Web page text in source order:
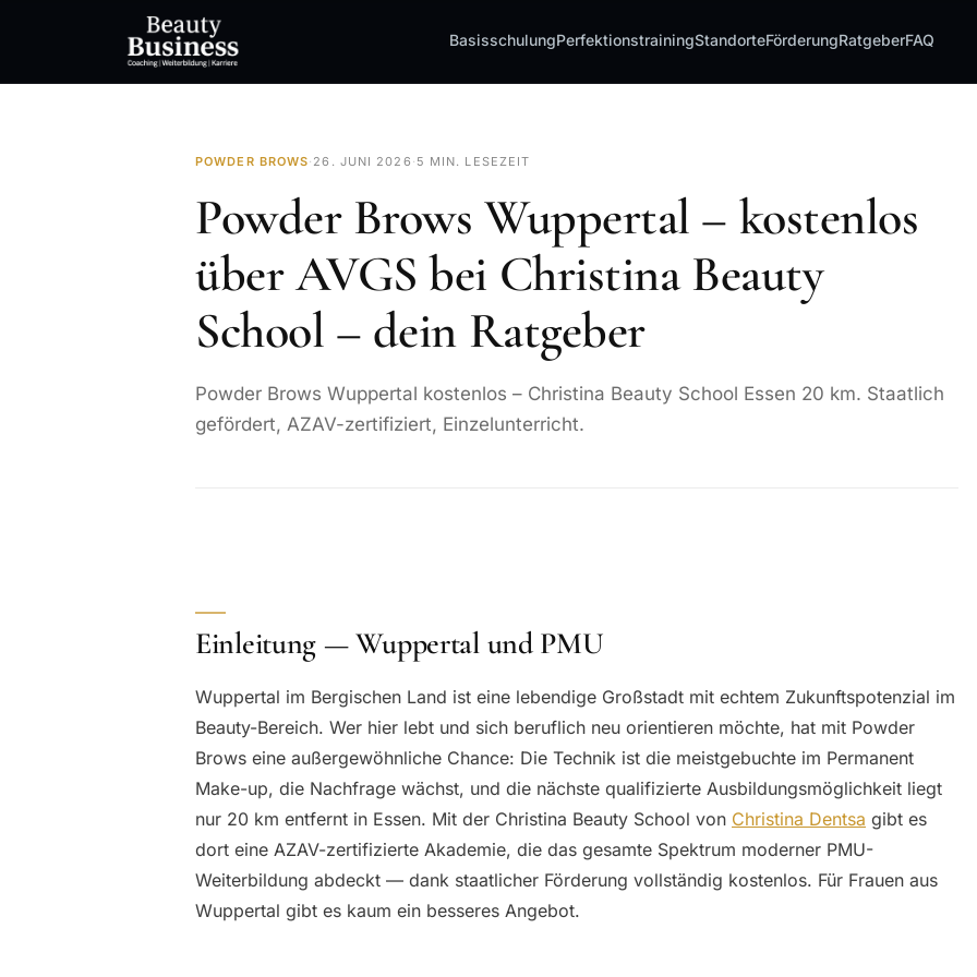
BasisschulungPerfektionstrainingStandorteFörderungRatgeberFAQ
POWDER BROWS· 26. JUNI 2026 · 5 MIN. LESEZEIT
Powder Brows Wuppertal – kostenlos
über AVGS bei Christina Beauty
School – dein Ratgeber
Powder Brows Wuppertal kostenlos – Christina Beauty School Essen 20 km. Staatlich
gefördert, AZAV-zertifiziert, Einzelunterricht.
Einleitung — Wuppertal und PMU
Wuppertal im Bergischen Land ist eine lebendige Großstadt mit echtem Zukunftspotenzial im
Beauty-Bereich. Wer hier lebt und sich beruflich neu orientieren möchte, hat mit Powder
Brows eine außergewöhnliche Chance: Die Technik ist die meistgebuchte im Permanent
Make-up, die Nachfrage wächst, und die nächste qualifizierte Ausbildungsmöglichkeit liegt
nur 20 km entfernt in Essen. Mit der Christina Beauty School von Christina Dentsa gibt es
dort eine AZAV-zertifizierte Akademie, die das gesamte Spektrum moderner PMU-
Weiterbildung abdeckt — dank staatlicher Förderung vollständig kostenlos. Für Frauen aus
Wuppertal gibt es kaum ein besseres Angebot.